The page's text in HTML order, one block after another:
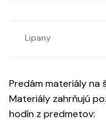
Lipany
Predám materiály na
Materiály zahrňujú
hodín z predmetov: